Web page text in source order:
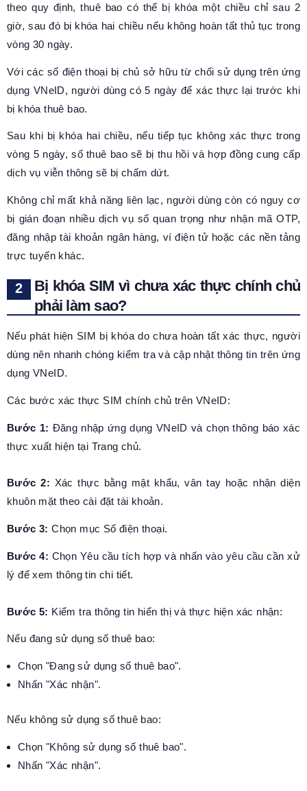
theo quy định, thuê bao có thể bị khóa một chiều chỉ sau 2
giờ, sau đó bị khóa hai chiều nếu không hoàn tất thủ tục trong
vòng 30 ngày.
Với các số điện thoại bị chủ sở hữu từ chối sử dụng trên ứng
dụng VNeID, người dùng có 5 ngày để xác thực lại trước khi
bị khóa thuê bao.
Sau khi bị khóa hai chiều, nếu tiếp tục không xác thực trong
vòng 5 ngày, số thuê bao sẽ bị thu hồi và hợp đồng cung cấp
dịch vụ viễn thông sẽ bị chấm dứt.
Không chỉ mất khả năng liên lạc, người dùng còn có nguy cơ
bị gián đoạn nhiều dịch vụ số quan trọng như nhận mã OTP,
đăng nhập tài khoản ngân hàng, ví điện tử hoặc các nền tảng
trực tuyến khác.
Bị khóa SIM vì chưa xác thực chính chủ
phải làm sao?
Nếu phát hiện SIM bị khóa do chưa hoàn tất xác thực, người
dùng nên nhanh chóng kiểm tra và cập nhật thông tin trên ứng
dụng VNeID.
Các bước xác thực SIM chính chủ trên VNeID:
Bước 1: Đăng nhập ứng dụng VNeID và chọn thông báo xác
thực xuất hiện tại Trang chủ.
Bước 2: Xác thực bằng mật khẩu, vân tay hoặc nhận diện
khuôn mặt theo cài đặt tài khoản.
Bước 3: Chọn mục Số điện thoại.
Bước 4: Chọn Yêu cầu tích hợp và nhấn vào yêu cầu cần xử
lý để xem thông tin chi tiết.
Bước 5: Kiểm tra thông tin hiển thị và thực hiện xác nhận:
Nếu đang sử dụng số thuê bao:
Chọn "Đang sử dụng số thuê bao".
Nhấn "Xác nhận".
Nếu không sử dụng số thuê bao:
Chọn "Không sử dụng số thuê bao".
Nhấn "Xác nhận".